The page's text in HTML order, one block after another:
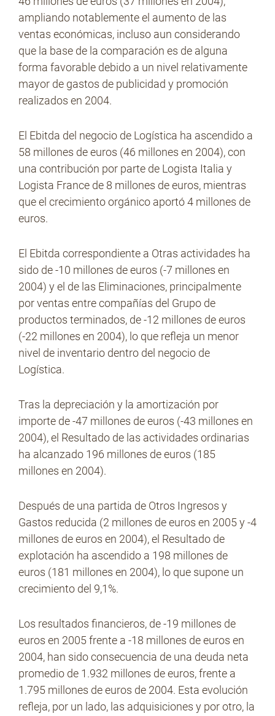
ampliando notablemente el aumento de las
ventas económicas, incluso aun considerando
que la base de la comparación es de alguna
forma favorable debido a un nivel relativamente
mayor de gastos de publicidad y promoción
realizados en 2004.
El Ebitda del negocio de Logística ha ascendido a
58 millones de euros (46 millones en 2004), con
una contribución por parte de Logista Italia y
Logista France de 8 millones de euros, mientras
que el crecimiento orgánico aportó 4 millones de
euros.
El Ebitda correspondiente a Otras actividades ha
sido de -10 millones de euros (-7 millones en
2004) y el de las Eliminaciones, principalmente
por ventas entre compañías del Grupo de
productos terminados, de -12 millones de euros
(-22 millones en 2004), lo que refleja un menor
nivel de inventario dentro del negocio de
Logística.
Tras la depreciación y la amortización por
importe de -47 millones de euros (-43 millones en
2004), el Resultado de las actividades ordinarias
ha alcanzado 196 millones de euros (185
millones en 2004).
Después de una partida de Otros Ingresos y
Gastos reducida (2 millones de euros en 2005 y -4
millones de euros en 2004), el Resultado de
explotación ha ascendido a 198 millones de
euros (181 millones en 2004), lo que supone un
crecimiento del 9,1%.
Los resultados financieros, de -19 millones de
euros en 2005 frente a -18 millones de euros en
2004, han sido consecuencia de una deuda neta
promedio de 1.932 millones de euros, frente a
1.795 millones de euros de 2004. Esta evolución
refleja, por un lado, las adquisiciones y por otro, la